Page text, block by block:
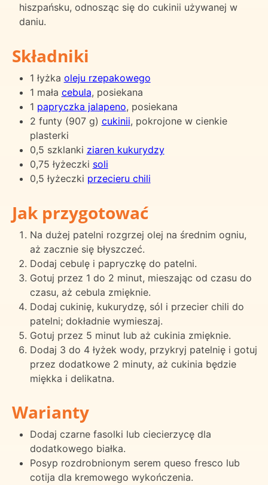
hiszpańsku, odnosząc się do cukinii używanej w
daniu.
Składniki
1 łyżka oleju rzepakowego
1 mała cebula, posiekana
1 papryczka jalapeno, posiekana
2 funty (907 g) cukinii, pokrojone w cienkie
plasterki
0,5 szklanki ziaren kukurydzy
0,75 łyżeczki soli
0,5 łyżeczki przecieru chili
Jak przygotować
Na dużej patelni rozgrzej olej na średnim ogniu,
aż zacznie się błyszczeć.
Dodaj cebulę i papryczkę do patelni.
Gotuj przez 1 do 2 minut, mieszając od czasu do
czasu, aż cebula zmięknie.
Dodaj cukinię, kukurydzę, sól i przecier chili do
patelni; dokładnie wymieszaj.
Gotuj przez 5 minut lub aż cukinia zmięknie.
Dodaj 3 do 4 łyżek wody, przykryj patelnię i gotuj
przez dodatkowe 2 minuty, aż cukinia będzie
miękka i delikatna.
Warianty
Dodaj czarne fasolki lub ciecierzycę dla
dodatkowego białka.
Posyp rozdrobnionym serem queso fresco lub
cotija dla kremowego wykończenia.